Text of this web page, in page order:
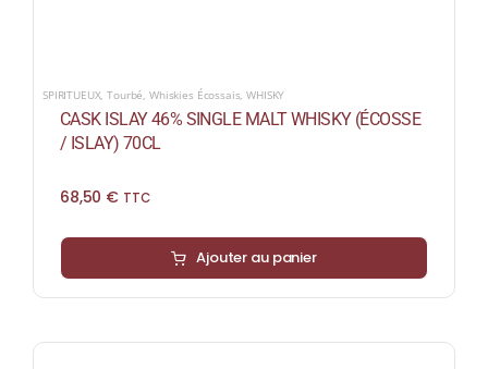
SPIRITUEUX,Tourbé, Whiskies Écossais,WHISKY
CASK ISLAY 46% SINGLE MALT WHISKY (ÉCOSSE
/ ISLAY) 70CL
68,50 € TTC
Ajouter au panier